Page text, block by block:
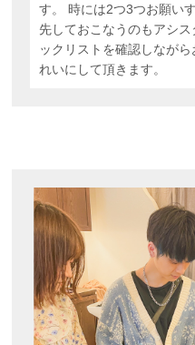
す。 時には2つ3つお願い
先しておこなうのもアシ
ックリストを確認しなが
れいにして頂きます。